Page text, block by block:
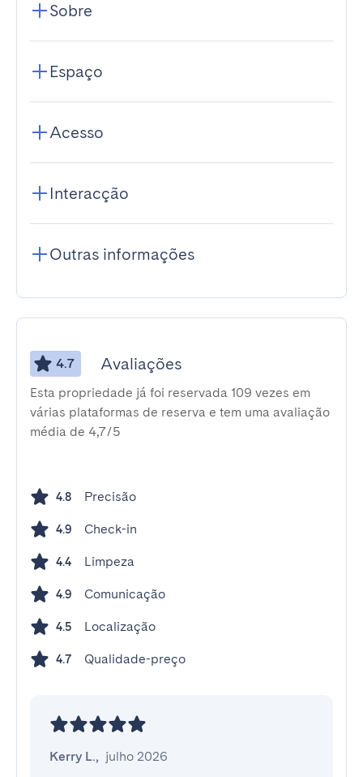
Sobre
Espaço
Acesso
Interacção
Outras informações
4.7 Avaliações
Esta propriedade já foi reservada 109 vezes em
várias plataformas de reserva e tem uma avaliação
média de 4,7/5
4.8 Precisão
4.9 Check-in
4.4 Limpeza
4.9 Comunicação
4.5 Localização
4.7 Qualidade-preço
Kerry L., julho 2026